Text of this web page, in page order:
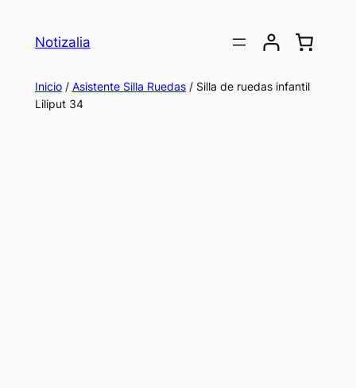
Notizalia
Inicio/ Asistente Silla Ruedas/ Silla de ruedas infantil
Liliput 34